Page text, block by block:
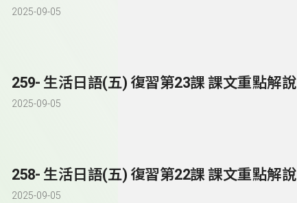
2025-09-05
259- 生活日語(五) 復習第23課 課文重點解說
2025-09-05
258- 生活日語(五) 復習第22課 課文重點解說
2025-09-05